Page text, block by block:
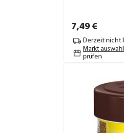
7,49 €
Derzeit nicht
Markt
prüfen